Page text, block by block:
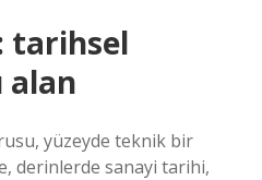
tarihsel
alan
yüzeyde teknik bir
derinlerde sanayi tarihi,